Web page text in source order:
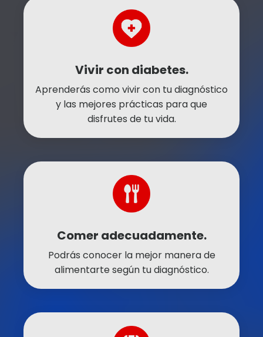
Vivir con diabetes.
Aprenderás como vivir con tu diagnóstico
y las mejores prácticas para que
disfrutes de tu vida.
Comer adecuadamente.
Podrás conocer la mejor manera de
alimentarte según tu diagnóstico.